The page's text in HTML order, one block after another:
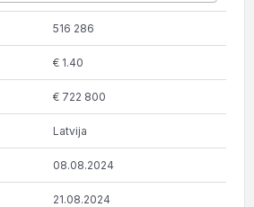
516 286
€ 1.40
€ 722 800
Latvija
08.08.2024
21.08.2024